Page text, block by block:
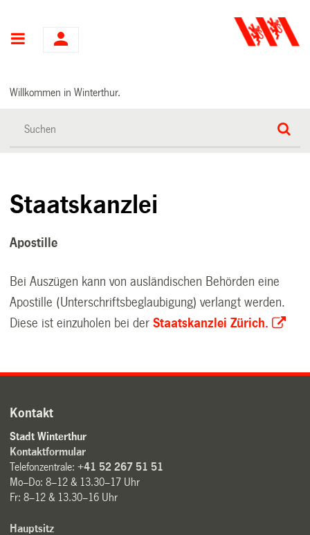
Hauptnavigation
Willkommen in Winterthur.
Staatskanzlei
Apostille
Bei Auszügen kann von ausländischen Behörden eine
Apostille (Unterschriftsbeglaubigung) verlangt werden.
Diese ist einzuholen bei derStaatskanzlei Zürich.
Kontakt
Stadt Winterthur
Kontaktformular
Telefonzentrale:+41 52 267 51 51
Mo–Do: 8–12 & 13.30–17 Uhr
Fr: 8–12 & 13.30–16 Uhr
Hauptsitz